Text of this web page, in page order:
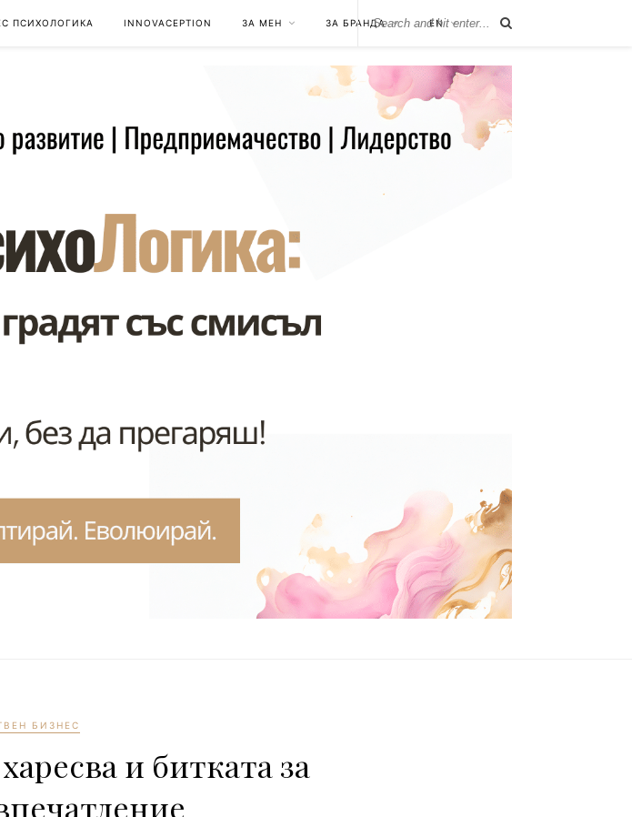
ПСИХОЛОГИКА INNOVACEPTION ЗА МЕН ЗА БРАНДА EN
БИЗНЕС
и битката за